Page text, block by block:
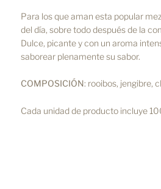
Para los que aman esta popular
del día, sobre todo después de la
Dulce, picante y con un aroma
saborear plenamente su sabor.
COMPOSICIÓN: rooibos, jengibre,
Cada unidad de producto incluye